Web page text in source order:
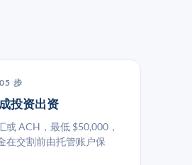
步
投资出资
或 ACH，最低 $50,000，
在交割前由托管账户保